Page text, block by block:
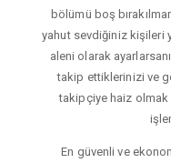
bölümü boş
yahut sevdiğiniz kişileri
aleni olarak
takip ettiklerinizi ve
takipçiye haiz olmak
En güvenli ve